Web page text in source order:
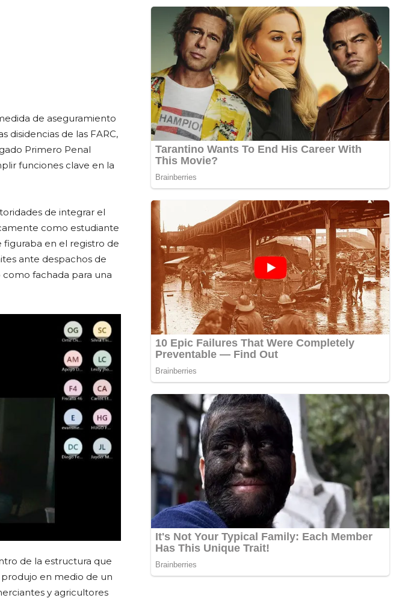
de aseguramiento
de las FARC,
Primero Penal
funciones clave en la
de integrar el
como estudiante
en el registro de
ante despachos de
como fachada para una
de la estructura que
en medio de un
y agricultores